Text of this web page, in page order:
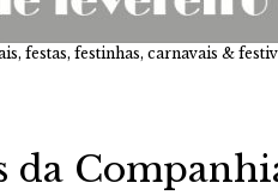
festas, festinhas, carnavais &
da